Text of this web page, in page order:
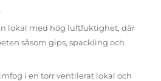
lokal med hög luftfuktighet, där
såsom gips, spackling och
i en torr ventilerat lokal och